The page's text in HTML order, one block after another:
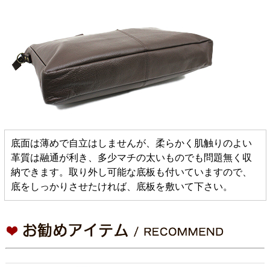
底面は薄めで自立はしませんが、柔らかく肌触りのよい
革質は融通が利き、多少マチの太いものでも問題無く収
納できます。取り外し可能な底板も付いていますので、
底をしっかりさせたければ、底板を敷いて下さい。